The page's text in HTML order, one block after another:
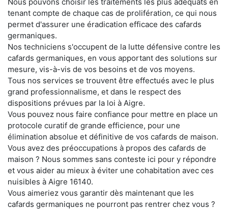
tenant compte de chaque cas de prolifération, ce qui nous
permet d'assurer une éradication efficace des cafards
germaniques.
Nos techniciens s'occupent de la lutte défensive contre les
cafards germaniques, en vous apportant des solutions sur
mesure, vis-à-vis de vos besoins et de vos moyens.
Tous nos services se trouvent être effectués avec le plus
grand professionnalisme, et dans le respect des
dispositions prévues par la loi à Aigre.
Vous pouvez nous faire confiance pour mettre en place un
protocole curatif de grande efficience, pour une
élimination absolue et définitive de vos cafards de maison.
Vous avez des préoccupations à propos des cafards de
maison ? Nous sommes sans conteste ici pour y répondre
et vous aider au mieux à éviter une cohabitation avec ces
nuisibles à Aigre 16140.
Vous aimeriez vous garantir dès maintenant que les
cafards germaniques ne pourront pas rentrer chez vous ?